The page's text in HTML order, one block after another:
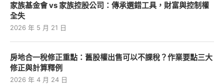
家族基金會 vs 家族控股公司：傳承選錯工具，財富與控制權
全失
2026 年 5 月 21 日
房地合一稅修正重點：舊股權出售可以不課稅？作業要點三大
修正與計算釋例
2026 年 4 月 24 日